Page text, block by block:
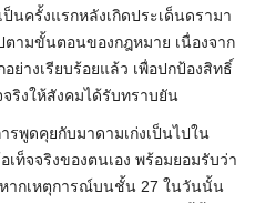
นครั้งแรกหลังเกิดประเด็นดรามา
ามขั้นตอนของกฎหมาย เนื่องจาก
ย่างเรียบร้อยแล้ว เพื่อปกป้องสิทธิ์
ริงให้สังคมได้รับทราบยัน
รพูดคุยกับมาดามเก่งเป็นไปใน
ท็จจริงของตนเอง พร้อมยอมรับว่า
ากเหตุการณ์บนชั้น 27 ในวันนั้น